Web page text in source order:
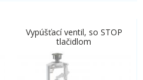
Vypúšťací ventil, so STOP
tlačidlom